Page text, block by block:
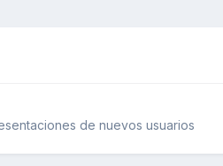
de nuevos usuarios